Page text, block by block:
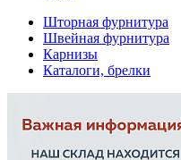
Шторная фурнитура
Швейная фурнитура
Карнизы
Каталоги, брелки